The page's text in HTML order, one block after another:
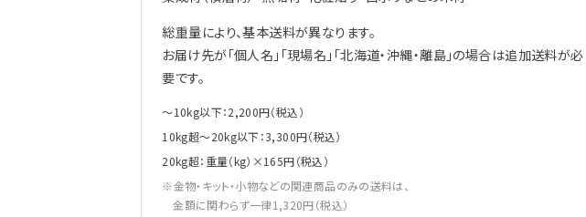
総重量により、基本送料が異なります。
お届け先が「個人名」「現場名」「北海道・沖縄・離島」の場合は追加送料が必
要です。
～10kg以下：2,200円（税込）
10kg超～20kg以下：3,300円（税込）
20kg超：重量（kg）×165円（税込）
金物・キット・小物などの関連商品のみの送料は、
金額に関わらず一律1,320円（税込）